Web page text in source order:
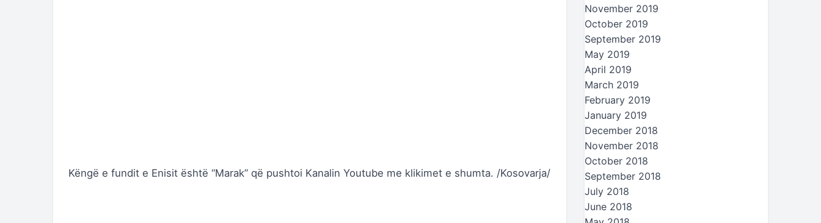
Këngë e fundit e Enisit është “Marak” që pushtoi Kanalin Youtube me klikimet e shumta. /Kosovarja/
November 2019
October 2019
September 2019
May 2019
April 2019
March 2019
February 2019
January 2019
December 2018
November 2018
October 2018
September 2018
July 2018
June 2018